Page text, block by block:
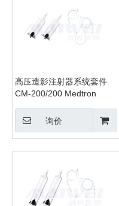
高压造影注射器系统套件
CM-200/200 Medtron
询价